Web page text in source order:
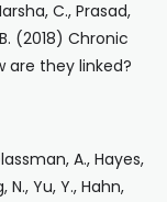
C., Prasad,
(2018) Chronic
are they linked?
A., Hayes,
N., Yu, Y., Hahn,